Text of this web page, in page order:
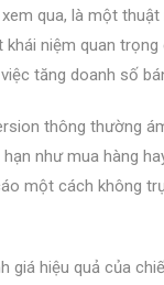
qua, là một
niệm quan
tăng doanh số
thông thường
như mua hàng
một cách không
hiệu quả của